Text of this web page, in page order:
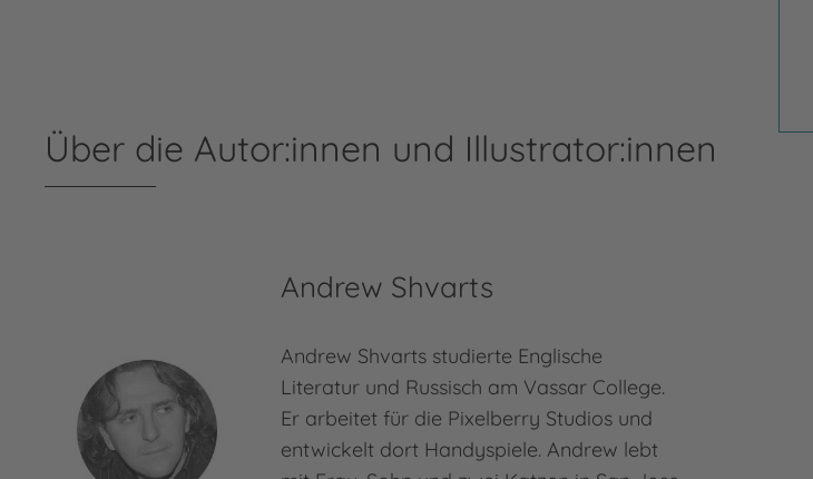
Über die Autor:innen und Illustrator:innen
Andrew Shvarts
Andrew Shvarts studierte Englische
Literatur und Russisch am Vassar College.
Er arbeitet für die Pixelberry Studios und
entwickelt dort Handyspiele. Andrew lebt